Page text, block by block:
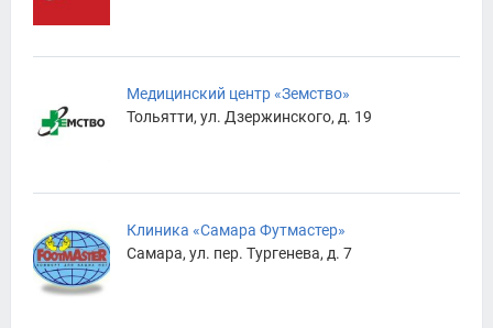
Медицинский центр «Земство»
Тольятти, ул. Дзержинского, д. 19
Клиника «Самара Футмастер»
Самара, ул. пер. Тургенева, д. 7